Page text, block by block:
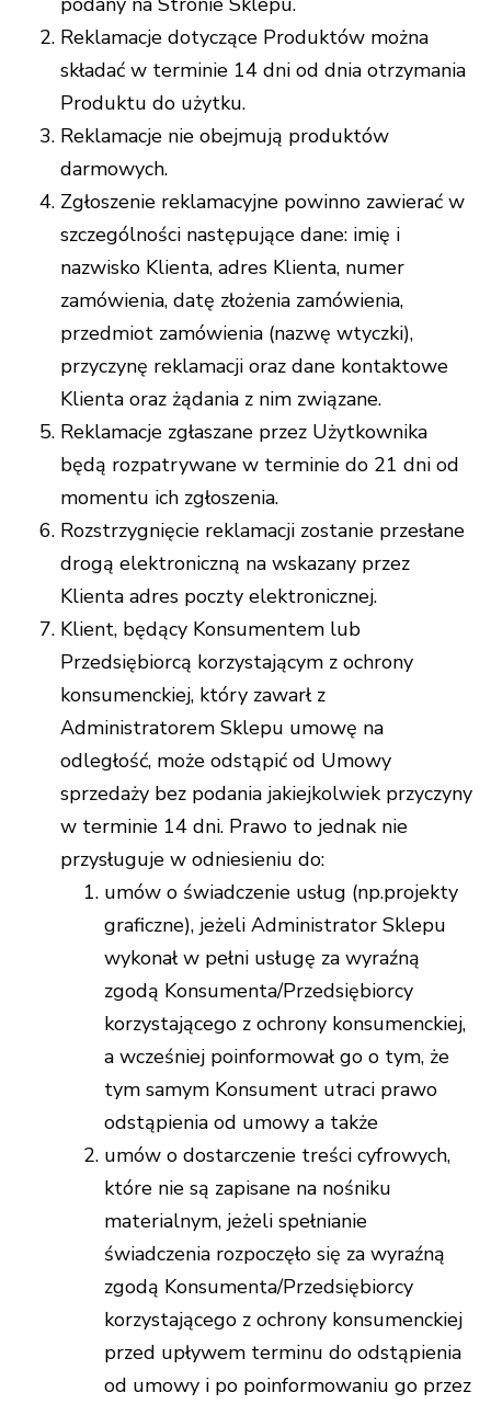
Reklamacje dotyczące Produktów można
składać w terminie 14 dni od dnia otrzymania
Produktu do użytku.
Reklamacje nie obejmują produktów
darmowych.
Zgłoszenie reklamacyjne powinno zawierać w
szczególności następujące dane: imię i
nazwisko Klienta, adres Klienta, numer
zamówienia, datę złożenia zamówienia,
przedmiot zamówienia (nazwę wtyczki),
przyczynę reklamacji oraz dane kontaktowe
Klienta oraz żądania z nim związane.
Reklamacje zgłaszane przez Użytkownika
będą rozpatrywane w terminie do 21 dni od
momentu ich zgłoszenia.
Rozstrzygnięcie reklamacji zostanie przesłane
drogą elektroniczną na wskazany przez
Klienta adres poczty elektronicznej.
Klient, będący Konsumentem lub
Przedsiębiorcą korzystającym z ochrony
konsumenckiej, który zawarł z
Administratorem Sklepu umowę na
odległość, może odstąpić od Umowy
sprzedaży bez podania jakiejkolwiek przyczyny
w terminie 14 dni. Prawo to jednak nie
przysługuje w odniesieniu do:
umów o świadczenie usług (np.projekty
graficzne), jeżeli Administrator Sklepu
wykonał w pełni usługę za wyraźną
zgodą Konsumenta/Przedsiębiorcy
korzystającego z ochrony konsumenckiej,
a wcześniej poinformował go o tym, że
tym samym Konsument utraci prawo
odstąpienia od umowy a także
umów o dostarczenie treści cyfrowych,
które nie są zapisane na nośniku
materialnym, jeżeli spełnianie
świadczenia rozpoczęło się za wyraźną
zgodą Konsumenta/Przedsiębiorcy
korzystającego z ochrony konsumenckiej
przed upływem terminu do odstąpienia
od umowy i po poinformowaniu go przez